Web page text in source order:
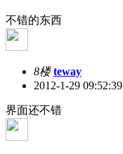
不错的东西
8楼 teway
2012-1-29 09:52:39
界面还不错